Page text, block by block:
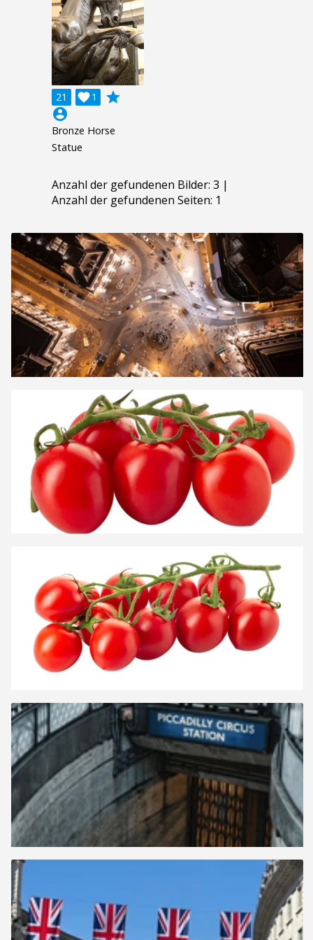
21 1

grade
account_circle
Bronze Horse
Statue
Anzahl der gefundenen Bilder: 3 |
Anzahl der gefundenen Seiten: 1